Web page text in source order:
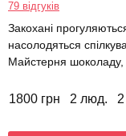
79 відгуків
Закохані
насолодяться
Майстерня шоколаду,
1800 грн 2 люд.